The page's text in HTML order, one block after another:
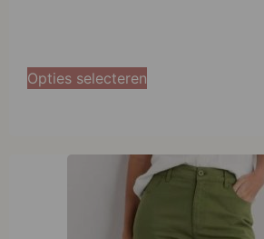
Opties selecteren